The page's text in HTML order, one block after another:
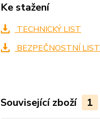
Ke stažení
TECHNICKÝ LIST
BEZPEČNOSTNÍ LIST
Související zboží 1